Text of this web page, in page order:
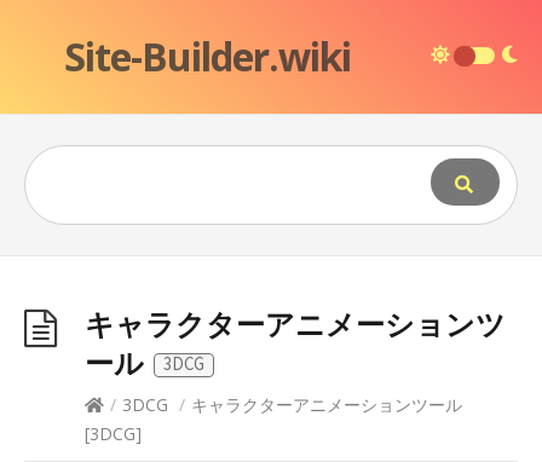
Site-Builder.wiki
キャラクターアニメーションツ
ール
3DCG
/ 3DCG / キャラクターアニメーションツール
[3DCG]